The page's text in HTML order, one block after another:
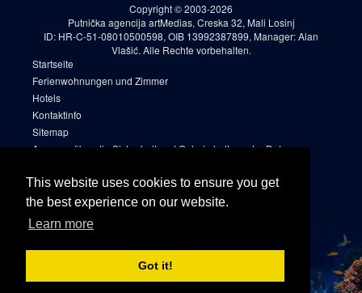
This website uses cookies to ensure you get
the best experience on our website.
Learn more
Got it!
Copyright © 2003-2026
Putnička agencija artMedias, Creska 32, Mali Losinj
ID: HR-C-51-08010500598, OIB 13992387899, Manager: Alan
Vlašić. Alle Rechte vorbehalten.
Startseite
Ferienwohnungen und Zimmer
Hotels
Kontaktinfo
Sitemap
Aussage über die Sicherheit und Geheimhaltung der Daten
Cookies
Sitemap 2
Facebook